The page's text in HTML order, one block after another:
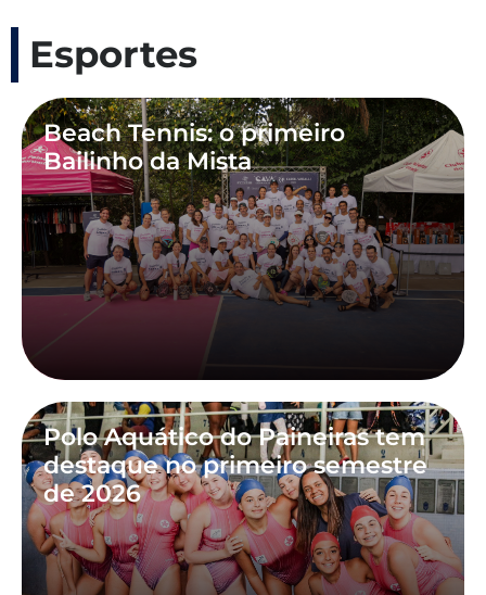
Esportes
Beach Tennis: o primeiro
Bailinho da Mista
Polo Aquático do Paineiras tem
destaque no primeiro semestre
de 2026